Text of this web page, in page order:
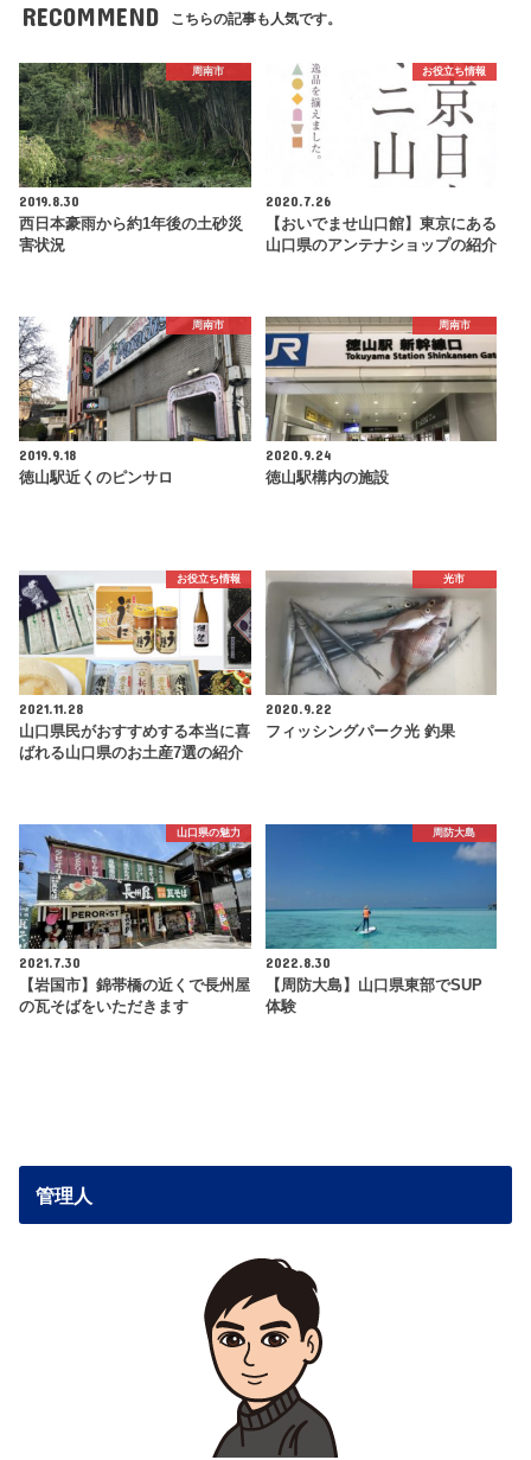
RECOMMEND こちらの記事も人気です。
周南市
2019.8.30
西日本豪雨から約1年後の土砂災
害状況
お役立ち情報
2020.7.26
【おいでませ山口館】東京にある
山口県のアンテナショップの紹介
周南市
2019.9.18
徳山駅近くのピンサロ
周南市
2020.9.24
徳山駅構内の施設
お役立ち情報
2021.11.28
山口県民がおすすめする本当に喜
ばれる山口県のお土産7選の紹介
光市
2020.9.22
フィッシングパーク光 釣果
山口県の魅力
2021.7.30
【岩国市】錦帯橋の近くで長州屋
の瓦そばをいただきます
周防大島
2022.8.30
【周防大島】山口県東部でSUP
体験
管理人